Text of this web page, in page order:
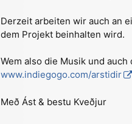
Derzeit arbeiten wir auch an
dem Projekt beinhalten wird.
Wem also die Musik und
www.indiegogo.com/arstidir
Með Ást & bestu Kveðjur